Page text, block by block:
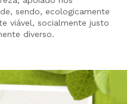
sendo, ecologicamente
viável, socialmente justo
diverso.